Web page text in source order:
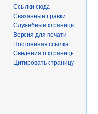
Ссылки сюда
Связанные правки
Служебные страницы
Версия для печати
Постоянная ссылка
Сведения о странице
Цитировать страницу